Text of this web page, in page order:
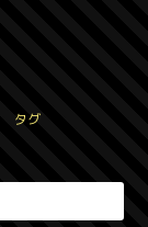
タグ